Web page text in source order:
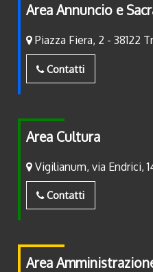
Area Annuncio e
Piazza Fiera, 2 - 38122
Contatti
Area Cultura
Vigilianum, via Endrici,
Contatti
Area